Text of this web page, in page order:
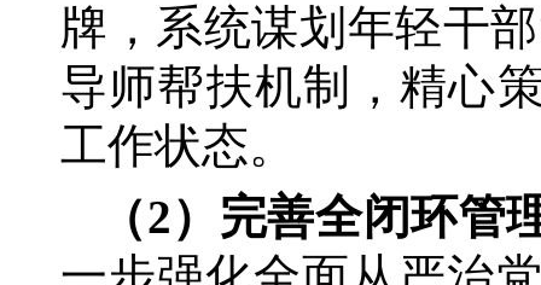
牌，系统谋划年轻干
导师帮扶机制，精心
工作状态。
（2）完善全闭环管